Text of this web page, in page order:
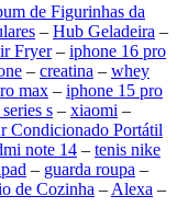
de Figurinhas da
– Hub Geladeira –
Fryer– iphone 16 pro
– creatina – whey
max – iphone 15 pro
s – xiaomi –
Condicionado Portátil
note 14 – tenis nike
– guarda roupa –
de Cozinha – Alexa –